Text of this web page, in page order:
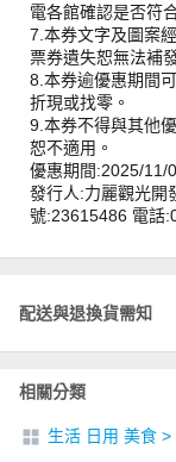
電各館確認是否符
7.本券文字及圖案
票券遺失恕無法補
8.本券逾優惠期間
折現或找零。
9.本券不得與其他
恕不適用。
優惠期間:2025/11/
發行人:力麗觀光開
號:23615486 電話
配送與退換貨需知
相關分類
生活 日用 美食 >